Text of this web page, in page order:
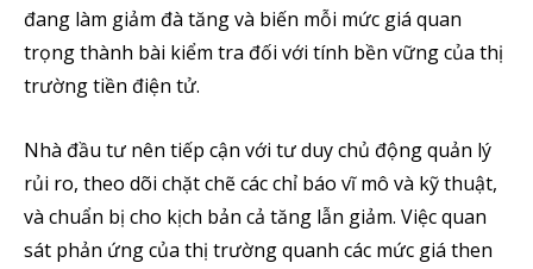
đang làm giảm đà tăng và biến mỗi mức giá quan
trọng thành bài kiểm tra đối với tính bền vững của thị
trường tiền điện tử.
Nhà đầu tư nên tiếp cận với tư duy chủ động quản lý
rủi ro, theo dõi chặt chẽ các chỉ báo vĩ mô và kỹ thuật,
và chuẩn bị cho kịch bản cả tăng lẫn giảm. Việc quan
sát phản ứng của thị trường quanh các mức giá then